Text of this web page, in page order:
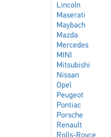
Lincoln
Maserati
Maybach
Mazda
Mercedes
MINI
Mitsubishi
Nissan
Opel
Peugeot
Pontiac
Porsche
Renault